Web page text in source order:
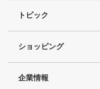
トピック
ショッピング
企業情報